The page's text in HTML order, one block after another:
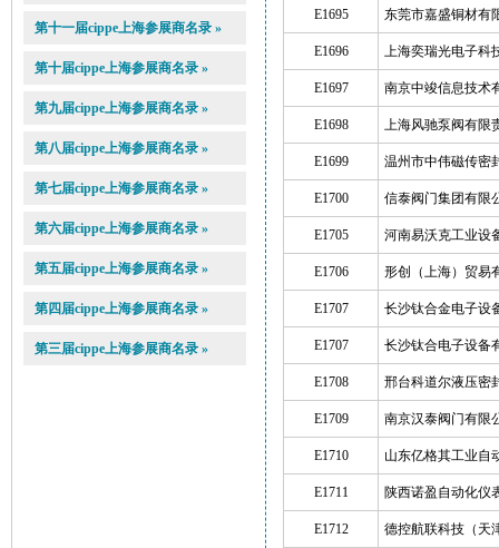
第十一届cippe上海参展商名录 »
第十届cippe上海参展商名录 »
第九届cippe上海参展商名录 »
第八届cippe上海参展商名录 »
第七届cippe上海参展商名录 »
第六届cippe上海参展商名录 »
第五届cippe上海参展商名录 »
第四届cippe上海参展商名录 »
第三届cippe上海参展商名录 »
E1695 东莞市嘉盛铜材有
E1696 上海奕瑞光电子科
E1697 南京中竣信息技术
E1698 上海风驰泵阀有限
E1699 温州市中伟磁传密
E1700 信泰阀门集团有限
E1705 河南易沃克工业设
E1706 形创（上海）贸易
E1707 长沙钛合金电子设
E1707 长沙钛合电子设备
E1708 邢台科道尔液压密
E1709 南京汉泰阀门有限
E1710 山东亿格其工业自
E1711 陕西诺盈自动化仪
E1712 德控航联科技（天